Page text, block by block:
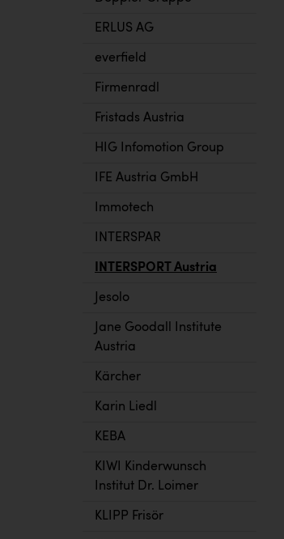
ERLUS AG
everfield
Firmenradl
Fristads Austria
HIG Infomotion Group
IFE Austria GmbH
Immotech
INTERSPAR
INTERSPORT Austria
Jesolo
Jane Goodall Institute
Austria
Kärcher
Karin Liedl
KEBA
KIWI Kinderwunsch
Institut Dr. Loimer
KLIPP Frisör